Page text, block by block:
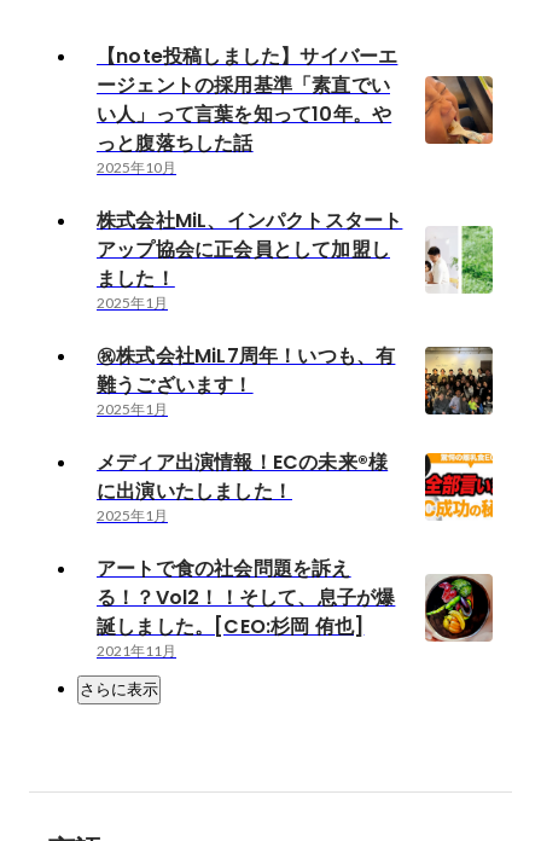
【note投稿しました】サイバーエ
ージェントの採用基準「素直でい
い人」って言葉を知って10年。や
っと腹落ちした話
2025年10月
株式会社MiL、インパクトスタート
アップ協会に正会員として加盟し
ました！
2025年1月
㊗️株式会社MiL7周年！いつも、有
難うございます！
2025年1月
メディア出演情報！ECの未来®様
に出演いたしました！
2025年1月
アートで食の社会問題を訴え
る！？Vol2！！そして、息子が爆
誕しました。[CEO:杉岡 侑也]
2021年11月
さらに表示